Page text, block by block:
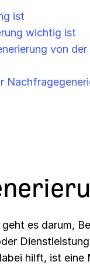
ist
wichtig ist
von der
es darum,
hilft, ist eine